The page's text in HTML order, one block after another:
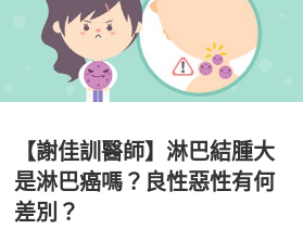
【謝佳訓醫師】淋巴結腫大
是淋巴癌嗎？良性惡性有何
差別？